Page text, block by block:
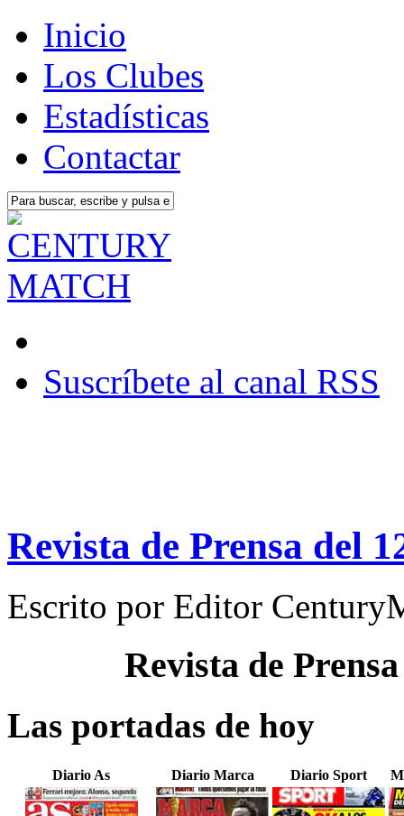
Inicio
Los Clubes
Estadísticas
Contactar
Suscríbete al canal RSS
Revista de Prensa del
Escrito por Editor
Revista de
Las portadas de hoy
Diario As Diario Marca Diario Sport